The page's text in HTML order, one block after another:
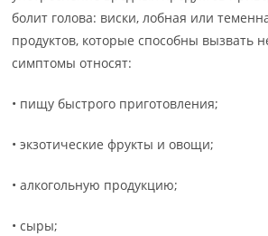
болит голова: виски, лобная или
продуктов, которые способны вызвать
симптомы относят:
• пищу быстрого приготовления;
• экзотические фрукты и овощи;
• алкогольную продукцию;
• сыры;